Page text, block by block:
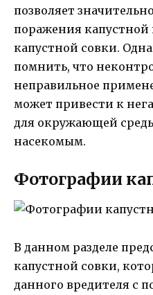
позволяет
поражения капустной
капустной совки.
помнить, что
неправильное
может привести к
для окружающей
насекомым.
Фотографии
В данном разделе
капустной совки,
данного вредителя с